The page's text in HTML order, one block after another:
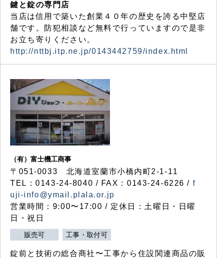
鍵と錠の専門店
当店は信用で築いた創業４０年の歴史を誇る中堅店
舗です。防犯相談など無料で行っていますので是非
お立ち寄りください。
http://nttbj.itp.ne.jp/0143442759/index.html
（有）富士機工商事
〒051-0033 北海道室蘭市小橋内町2-1-11
TEL：0143-24-8040 / FAX：0143-24-6226 / f
uji-info@ymail.plala.or.jp
営業時間：9:00〜17:00 / 定休日：土曜日・日曜
日・祝日
販売可 工事・取付可
錠前と技術の総合商社〜工事から住設関連商品の販